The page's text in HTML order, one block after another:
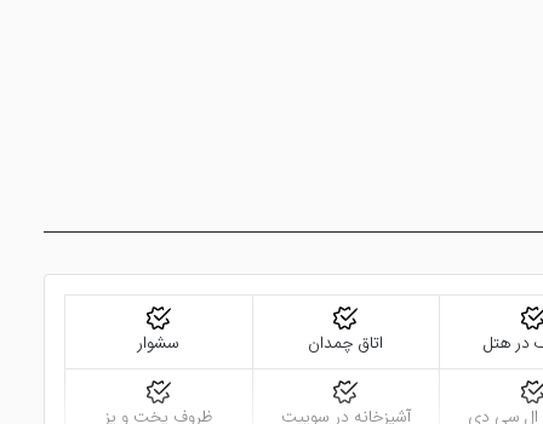
در هتل اتاق چمدان سشوار